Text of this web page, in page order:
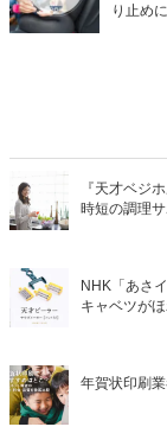
り止め
『天才ベジ
時短の調理
NHK「あさ
キャベツが
年賀状印刷